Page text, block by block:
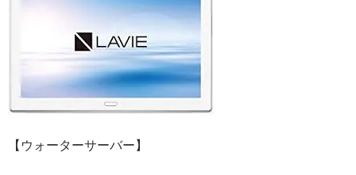
【ウォーターサーバー】